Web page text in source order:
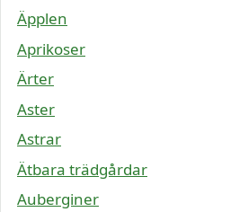
Äpplen
Aprikoser
Ärter
Aster
Astrar
Ätbara trädgårdar
Auberginer